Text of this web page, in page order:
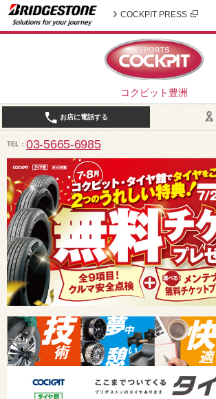
コクピット豊洲
COCKPIT PRESS
お店に電話する
TEL 03-5665-6985
10:30～19:00（作業受付18:00まで） / 定休日：2026年8月は、5日